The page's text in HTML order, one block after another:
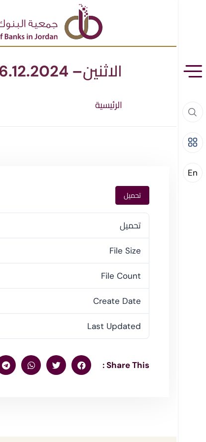
En
الاثنين– 16.12.2024
الرئيسية
تحميل
تحميل
File Size
File Count
Create Date
Last Updated
Share This :